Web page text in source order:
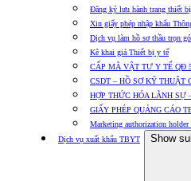
Đăng ký lưu hành trang thiết
Xin giấy phép nhập khẩu
Dịch vụ làm hồ sơ thầu trọn
Kê khai giá Thiết bị y tế
CẤP MÃ VẬT TƯ Y TẾ QĐ
CSDT – HỒ SƠ KỸ THUẬT
HỢP THỨC HÓA LÃNH SỰ
GIẤY PHÉP QUẢNG CÁO
Marketing authorization holder
Dịch vụ xuất khẩu TBYT
Show